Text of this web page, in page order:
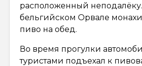
расположенный
бельгийском Орвале
пиво на обед.
Во время прогулки
туристами подъехал к